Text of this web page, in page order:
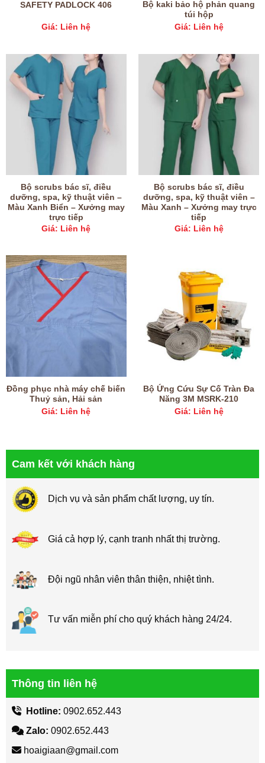
Cam kết với khách hàng
Dịch vụ và sản phẩm chất lượng, uy tín.
Giá cả hợp lý, cạnh tranh nhất thị trường.
Đội ngũ nhân viên thân thiện, nhiệt tình.
Tư vấn miễn phí cho quý khách hàng 24/24.
Thông tin liên hệ
Hotline: 0902.652.443
Zalo: 0902.652.443
hoaigiaan@gmail.com
SAFETY PADLOCK 406
Giá: Liên hệ
Bộ kaki bảo hộ phản quang
túi hộp
Giá: Liên hệ
Bộ scrubs bác sĩ, điều
dưỡng, spa, kỹ thuật viên –
Màu Xanh Biển – Xưởng may
trực tiếp
Giá: Liên hệ
Bộ scrubs bác sĩ, điều
dưỡng, spa, kỹ thuật viên –
Màu Xanh – Xưởng may trực
tiếp
Giá: Liên hệ
Đồng phục nhà máy chế biến
Thuỷ sản, Hải sản
Giá: Liên hệ
Bộ Ứng Cứu Sự Cố Tràn Đa
Năng 3M MSRK-210
Giá: Liên hệ